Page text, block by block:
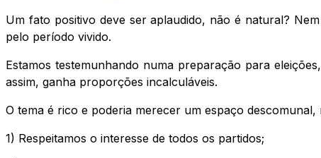
Um fato positivo deve ser aplaudido, não é natural?
pelo período vivido.
Estamos testemunhando numa preparação para
assim, ganha proporções incalculáveis.
O tema é rico e poderia merecer um espaço
1) Respeitamos o interesse de todos os partidos;